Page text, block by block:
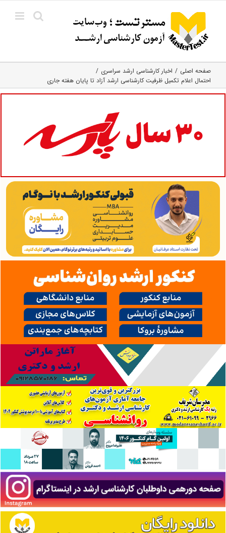
content
صفحه اصلی
اخبار کارشناسی ارشد سراسری
احتمال اعلام تکمیل ظرفیت کارشناسی ارشد آزاد تا پایان هفته جاری